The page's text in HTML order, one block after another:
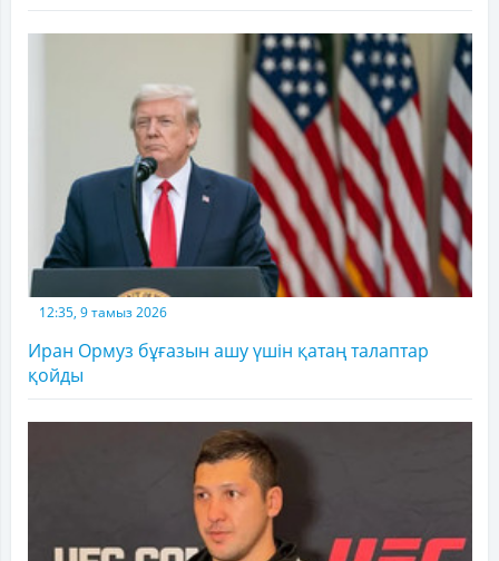
12:35, 9 тамыз 2026
Иран Ормуз бұғазын ашу үшін қатаң талаптар
қойды